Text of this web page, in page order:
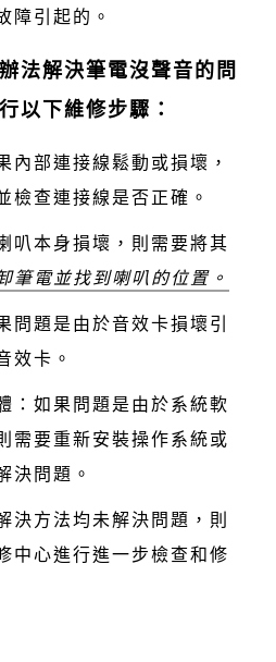
障引起的。
法解決筆電沒聲音的問
以下維修步驟：
內部連接線鬆動或損壞，
檢查連接線是否正確。
叭本身損壞，則需要將其
筆電並找到喇叭的位置。
問題是由於音效卡損壞引
效卡。
：如果問題是由於系統軟
需要重新安裝操作系統或
決問題。
決方法均未解決問題，則
中心進行進一步檢查和修